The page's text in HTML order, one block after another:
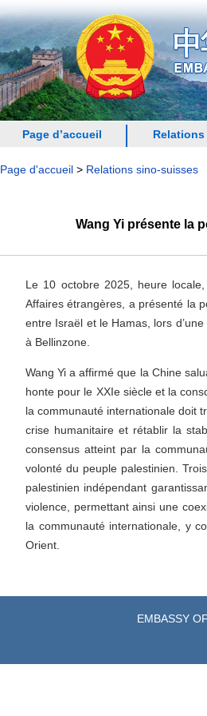
Page d’accueil
Page d'accueil > Relations sino-suisses
Wang Yi présente la
Le 10 octobre 2025, heure
Affaires étrangères, a présenté la
entre Israël et le Hamas, lors
à Bellinzone.
Wang Yi a affirmé que la Chine
honte pour le XXIe siècle et la
la communauté internationale doit
crise humanitaire et rétablir la
consensus atteint par la
volonté du peuple palestinien.
palestinien indépendant
violence, permettant ainsi une
la communauté internationale, y
Orient.
EMBASSY